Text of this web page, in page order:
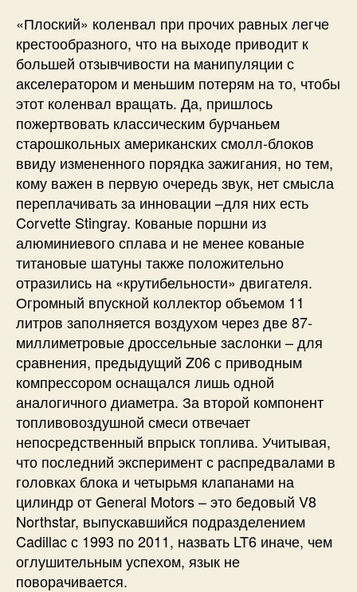
«Плоский» коленвал при прочих равных легче
крестообразного, что на выходе приводит к
большей отзывчивости на манипуляции с
акселератором и меньшим потерям на то, чтобы
этот коленвал вращать. Да, пришлось
пожертвовать классическим бурчаньем
старошкольных американских смолл-блоков
ввиду измененного порядка зажигания, но тем,
кому важен в первую очередь звук, нет смысла
переплачивать за инновации –для них есть
Corvette Stingray. Кованые поршни из
алюминиевого сплава и не менее кованые
титановые шатуны также положительно
отразились на «крутибельности» двигателя.
Огромный впускной коллектор объемом 11
литров заполняется воздухом через две 87-
миллиметровые дроссельные заслонки – для
сравнения, предыдущий Z06 с приводным
компрессором оснащался лишь одной
аналогичного диаметра. За второй компонент
топливовоздушной смеси отвечает
непосредственный впрыск топлива. Учитывая,
что последний эксперимент с распредвалами в
головках блока и четырьмя клапанами на
цилиндр от General Motors – это бедовый V8
Northstar, выпускавшийся подразделением
Cadillac с 1993 по 2011, назвать LT6 иначе, чем
оглушительным успехом, язык не
поворачивается.